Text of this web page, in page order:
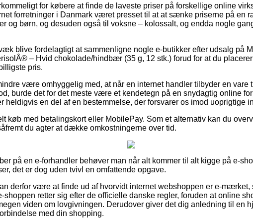
for købere at finde de laveste priser på forskellige online
forretninger i Danmark været presset til at at sænke priserne på en
og børn, og desuden også til voksne – kolossalt, og endda nogle
blive fordelagtigt at sammenligne nogle e-butikker efter udsalg på
– Hvid chokolade/hindbær (35 g, 12 stk.) forud for at du
pris.
være omhyggelig med, at når en internet handler tilbyder en vare
burde det for det meste være et kendetegn på en snydagtig online
heldigvis en del af en bestemmelse, der forsvarer os imod uoprigtige
køb med betalingskort eller MobilePay. Som et alternativ kan du
du agter at dække omkostningerne over tid.
på en e-forhandler behøver man når alt kommer til alt kigge på e-
det er dog uden tvivl en omfattende opgave.
derfor være at finde ud af hvorvidt internet webshoppen er e-
shoppen retter sig efter de officielle danske regler, foruden at online
viden om lovgivningen. Derudover giver det dig anledning til en
med din shopping.